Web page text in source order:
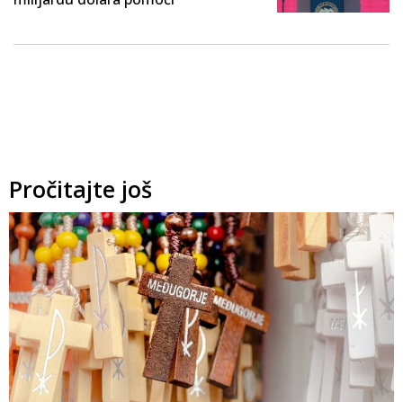
Pročitajte još